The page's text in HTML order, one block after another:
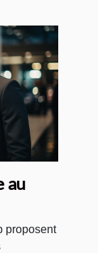
au
proposent